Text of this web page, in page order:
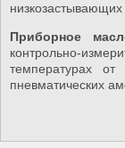
Приборное
контрольно-
температурах
пневматических